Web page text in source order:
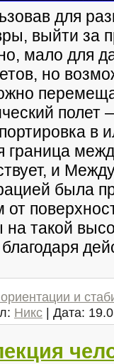
для
выйти за
мало для
но
полет
в
граница
и
была
от
на такой
и
Никс | Дата: